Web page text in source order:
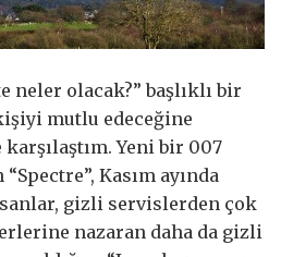
neler olacak?” başlıklı bir
mutlu edeceğine
Yeni bir 007
Kasım ayında
gizli servislerden çok
nazaran daha da gizli